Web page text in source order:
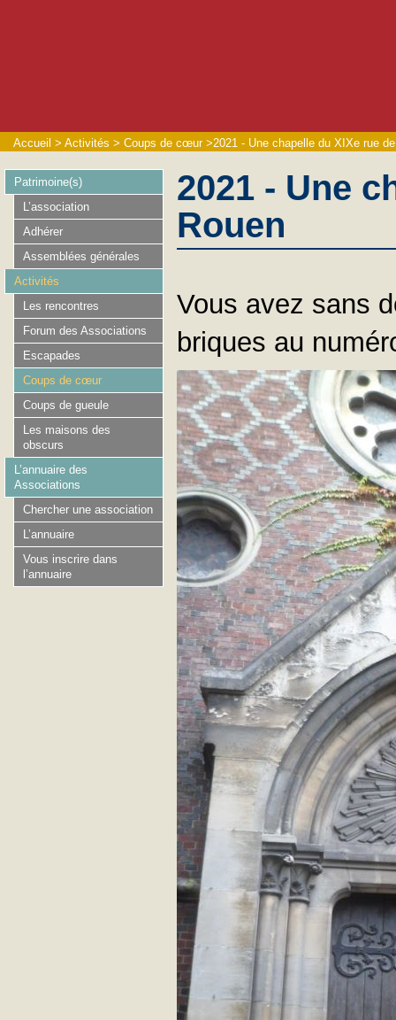
Accueil > Activités > Coups de cœur>2021 - Une chapelle du XIXe rue
2021 - Une
Rouen
Vous avez sans
briques au
Patrimoine(s)
L’association
Adhérer
Assemblées générales
Activités
Les rencontres
Forum des Associations
Escapades
Coups de cœur
Coups de gueule
Les maisons des
obscurs
L’annuaire des
Associations
Chercher une association
L’annuaire
Vous inscrire dans
l’annuaire